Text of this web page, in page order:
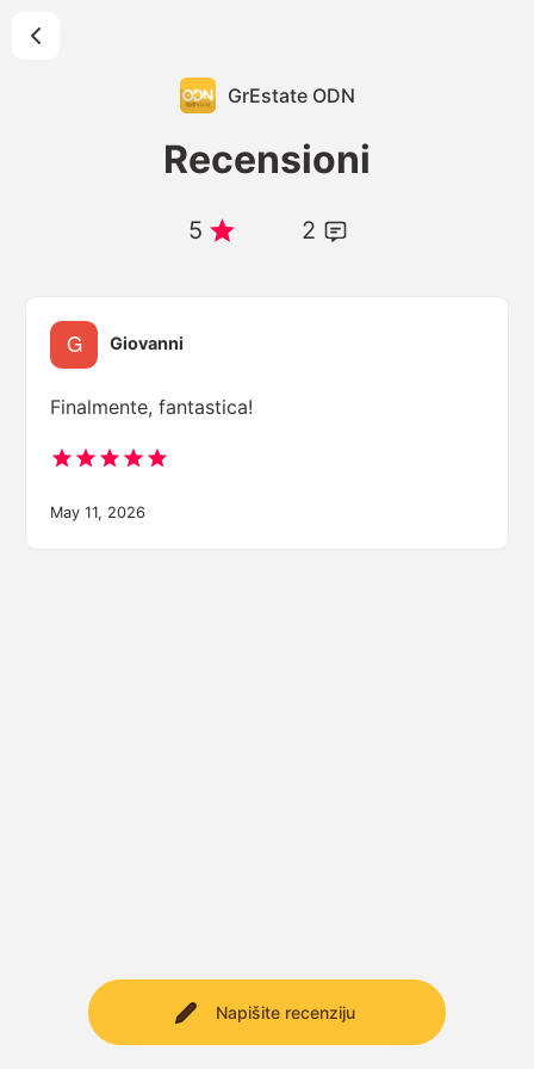
GrEstate ODN
Recensioni
5 2
Napišite recenziju
Giovanni
Finalmente, fantastica!
May 11, 2026